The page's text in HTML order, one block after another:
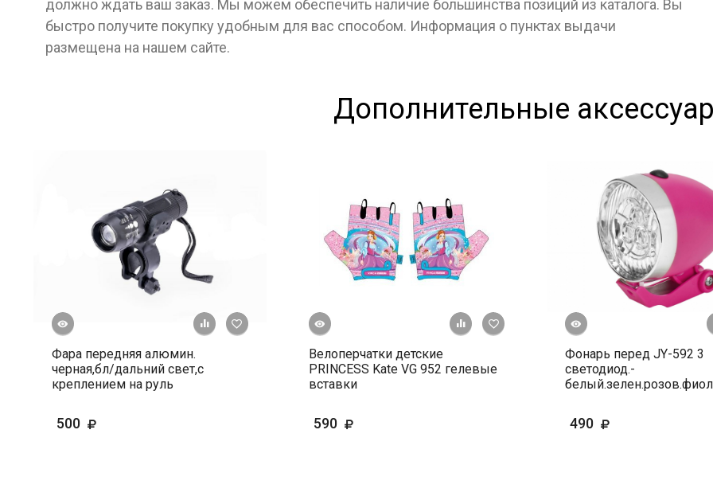
должно ждать ваш заказ. Мы можем обеспечить наличие большинства позиций из каталога. Вы
быстро получите покупку удобным для вас способом. Информация о пунктах выдачи
размещена на нашем сайте.
Дополнительные
+ К сравнению
В избранное
Фара передняя алюмин.
черная,бл/дальний свет,с
креплением на руль
500
+ К сравнению
В избранное
Быстрый просмотр
Велоперчатки детские
PRINCESS Kate VG 952 гелевые
вставки
590
Быстрый просмотр
Фонарь перед JY-592 3
светодиод.-
490